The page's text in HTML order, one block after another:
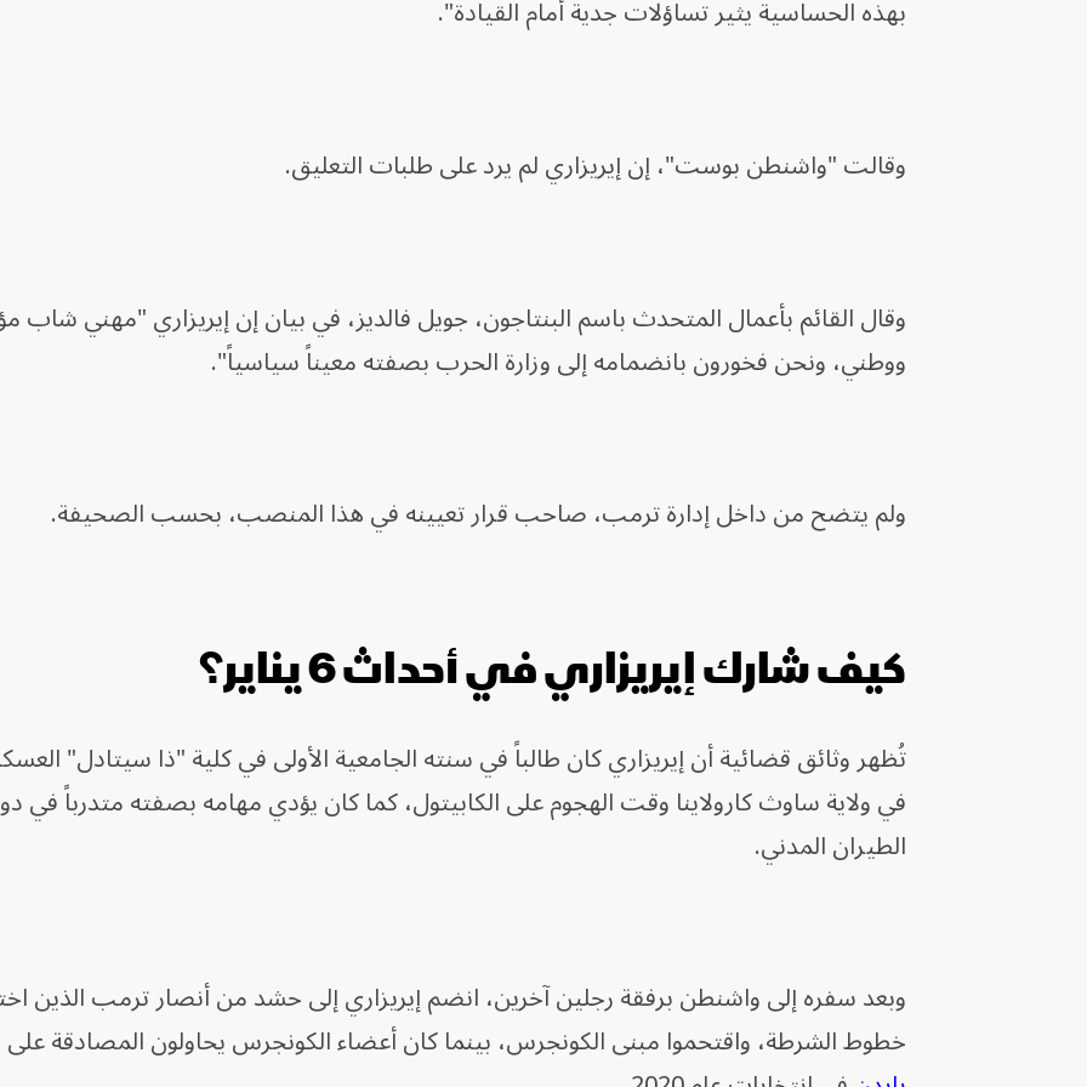
بهذه الحساسية يثير تساؤلات جدية أمام القيادة".
وقالت "واشنطن بوست"، إن إيريزاري لم يرد على طلبات التعليق.
وقال القائم بأعمال المتحدث باسم البنتاجون، جويل فالديز، في بيان إن إيريزاري "مهني شاب
ووطني، ونحن فخورون بانضمامه إلى وزارة الحرب بصفته معيناً سياسياً".
ولم يتضح من داخل إدارة ترمب، صاحب قرار تعيينه في هذا المنصب، بحسب الصحيفة.
كيف شارك إيريزاري في أحداث 6 يناير؟
تُظهر وثائق قضائية أن إيريزاري كان طالباً في سنته الجامعية الأولى في كلية "ذا سيتادل"
في ولاية ساوث كارولاينا وقت الهجوم على الكابيتول، كما كان يؤدي مهامه بصفته متدرباً في
الطيران المدني.
وبعد سفره إلى واشنطن برفقة رجلين آخرين، انضم إيريزاري إلى حشد من أنصار ترمب الذين
خطوط الشرطة، واقتحموا مبنى الكونجرس، بينما كان أعضاء الكونجرس يحاولون المصادقة